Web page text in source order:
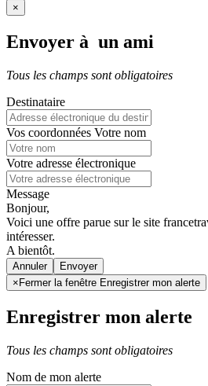
×
Envoyer à un ami
Tous les champs sont obligatoires
Destinataire
Vos coordonnées Votre nom
Votre adresse électronique
Message
Bonjour,
Voici une offre parue sur le site
intéresser.
A bientôt.
Annuler
× Fermer la fenêtre Enregistrer mon alerte
Enregistrer mon alerte
Tous les champs sont obligatoires
Nom de mon alerte